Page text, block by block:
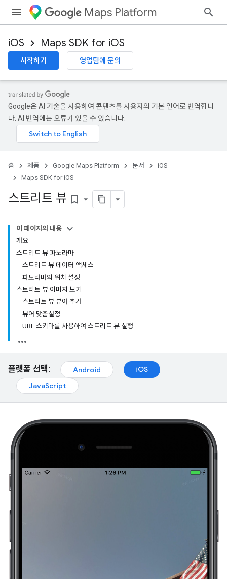
Maps Platform
iOS Maps SDK for iOS
시작하기 영업팀에 문의
Google은 AI 기술을 사용하여 콘텐츠를 사용자의 기본 언어로 번역합니
다. AI 번역에는 오류가 있을 수 있습니다.
홈 제품 Google Maps Platform 문서
iOS
Maps SDK for iOS
스트리트 뷰 bookmark_border
이 페이지의 내용
개요
스트리트 뷰 파노라마
스트리트 뷰 데이터 액세스
파노라마의 위치 설정
스트리트 뷰 이미지 보기
스트리트 뷰 뷰어 추가
뷰어 맞춤설정
URL 스키마를 사용하여 스트리트 뷰 실행
플랫폼 선택: Android
iOS
JavaScript